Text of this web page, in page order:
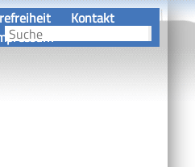
Kontakt